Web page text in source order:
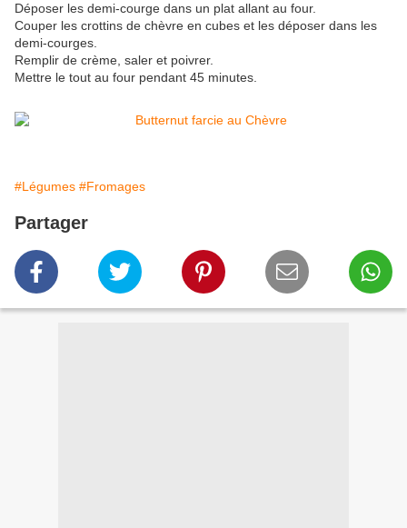
Déposer les demi-courge dans un plat allant au four.
Couper les crottins de chèvre en cubes et les déposer dans les
demi-courges.
Remplir de crème, saler et poivrer.
Mettre le tout au four pendant 45 minutes.
#Légumes #Fromages
Partager